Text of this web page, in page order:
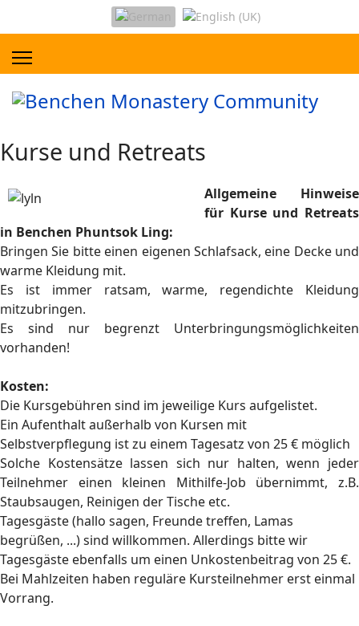
Kurse und Retreats
Allgemeine Hinweise
für Kurse und Retreats
in Benchen Phuntsok Ling:
Bringen Sie bitte einen eigenen Schlafsack, eine Decke und
warme Kleidung mit.
Es ist immer ratsam, warme, regendichte Kleidung
mitzubringen.
Es sind nur begrenzt Unterbringungsmöglichkeiten
vorhanden!
Kosten:
Die Kursgebühren sind im jeweilige Kurs aufgelistet.
Ein Aufenthalt außerhalb von Kursen mit
Selbstverpflegung ist zu einem Tagesatz von 25 € möglich
Solche Kostensätze lassen sich nur halten, wenn jeder
Teilnehmer einen kleinen Mithilfe-Job übernimmt, z.B.
Staubsaugen, Reinigen der Tische etc.
Tagesgäste (hallo sagen, Freunde treffen, Lamas
begrüßen, ...) sind willkommen. Allerdings bitte wir
Tagesgäste ebenfalls um einen Unkostenbeitrag von 25 €.
Bei Mahlzeiten haben reguläre Kursteilnehmer erst einmal
Vorrang.